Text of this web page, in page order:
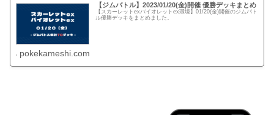
【ジムバトル】2023/01/20(金)開催 優勝デッキまとめ
【スカーレットexバイオレットex環境】01/20(金)開催のジムバト
ル優勝デッキをまとめました。
pokekameshi.com